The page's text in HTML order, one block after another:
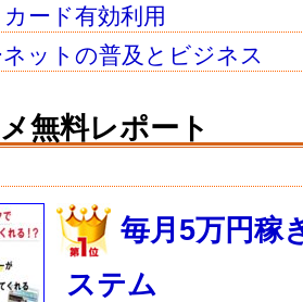
ード有効利用
ットの普及とビジネス
無料レポート
毎月5万円稼
ステム